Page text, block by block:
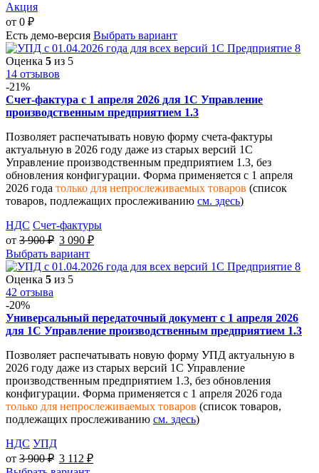
Акция
от 0 ₽
Есть демо-версия Выбрать вариант
Оценка 5 из 5
14 отзывов
-21%
Счет-фактура с 1 апреля 2026 для 1С Управление
производственным предприятием 1.3
Позволяет распечатывать новую форму счета-фактуры
актуальную в 2026 году даже из старых версий 1С
Управление производственным предприятием 1.3, без
обновления конфигурации. Форма применяется с 1 апреля
2026 года только для непрослеживаемых товаров (список
товаров, подлежащих прослеживанию см. здесь)
НДС Счет-фактуры
от 3 900₽ 3 090 ₽
Выбрать вариант
Оценка 5 из 5
42 отзыва
-20%
Универсальный передаточный документ с 1 апреля 2026
для 1С Управление производственным предприятием 1.3
Позволяет распечатывать новую форму УПД актуальную в
2026 году даже из старых версий 1С Управление
производственным предприятием 1.3, без обновления
конфигурации. Форма применяется с 1 апреля 2026 года
только для непрослеживаемых товаров (список товаров,
подлежащих прослеживанию см. здесь)
НДС УПД
от 3 900₽ 3 112 ₽